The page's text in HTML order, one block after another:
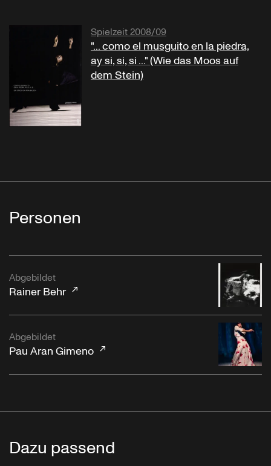
Spielzeit 2008/09
"... como el musguito en la piedra,
ay si, si, si ..." (Wie das Moos auf
dem Stein)
Personen
Abgebildet
Rainer Behr
Abgebildet
Pau Aran Gimeno
Dazu passend